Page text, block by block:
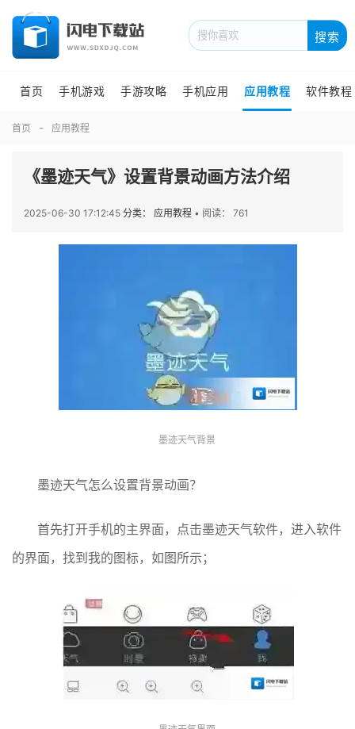
搜索
首页 手机游戏 手游攻略 手机应用 应用教程 软件教程
首页 应用教程
《墨迹天气》设置背景动画方法介绍
2025-06-30 17:12:45 分类： 应用教程 • 阅读： 761
墨迹天气背景
墨迹天气怎么设置背景动画？
首先打开手机的主界面，点击墨迹天气软件，进入软件
的界面，找到我的图标，如图所示；